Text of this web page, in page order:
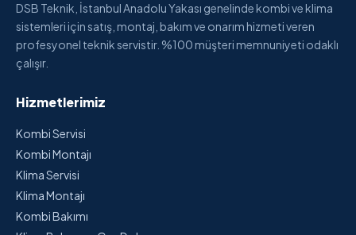
DSB Teknik, İstanbul Anadolu Yakası genelinde kombi ve klima
sistemleri için satış, montaj, bakım ve onarım hizmeti veren
profesyonel teknik servistir. %100 müşteri memnuniyeti odaklı
çalışır.
Hizmetlerimiz
Kombi Servisi
Kombi Montajı
Klima Servisi
Klima Montajı
Kombi Bakımı